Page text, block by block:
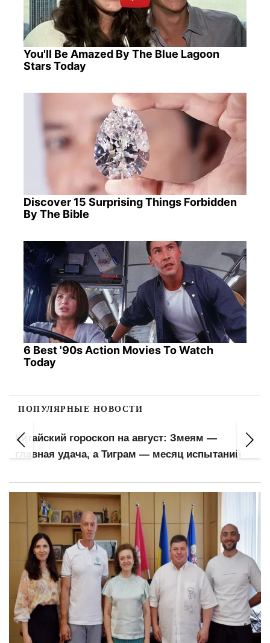
You'll Be Amazed By The Blue Lagoon
Stars Today
Discover 15 Surprising Things Forbidden
By The Bible
6 Best '90s Action Movies To Watch
Today
ПОПУЛЯРНЫЕ НОВОСТИ
Змеям —
испытаний
Пенсионеры почувствуют
кошельках: ПФУ обновил
для расчета выплат